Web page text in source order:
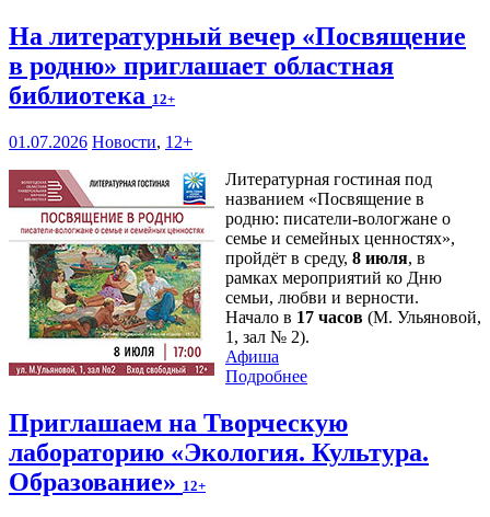
На литературный вечер «Посвящение
в родню» приглашает областная
библиотека 12+
01.07.2026 Новости, 12+
Литературная гостиная под
названием «Посвящение в
родню: писатели-вологжане о
семье и семейных ценностях»,
пройдёт в среду, 8 июля, в
рамках мероприятий ко Дню
семьи, любви и верности.
Начало в 17 часов (М. Ульяновой,
1, зал № 2).
Афиша
Подробнее
Приглашаем на Творческую
лабораторию «Экология. Культура.
Образование» 12+